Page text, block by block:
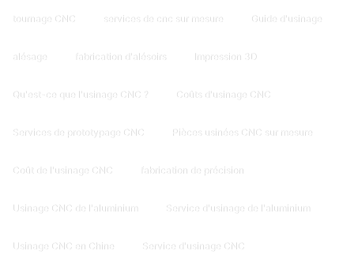
tournage CNC services de cnc sur mesure Guide d'usinage
alésage fabrication d'alésoirs Impression 3D
Qu'est-ce que l'usinage CNC ? Coûts d'usinage CNC
Services de prototypage CNC Pièces usinées CNC sur mesure
Coût de l'usinage CNC fabrication de précision
Usinage CNC de l'aluminium Service d'usinage de l'aluminium
Usinage CNC en Chine Service d'usinage CNC